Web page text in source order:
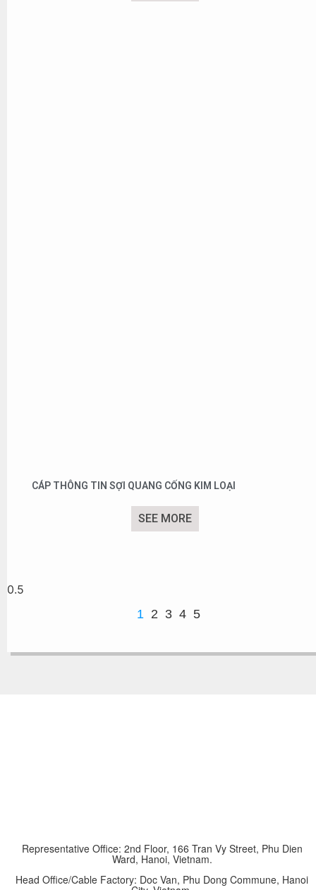
CÁP THÔNG TIN SỢI QUANG CỐNG KIM LOẠI
SEE MORE
1 2 3 4 5
Representative Office: 2nd Floor, 166 Tran Vy Street, Phu Dien
Ward, Hanoi, Vietnam.
Head Office/Cable Factory: Doc Van, Phu Dong Commune, Hanoi